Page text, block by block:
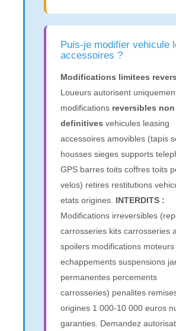
Puis-je modifier vehicule
accessoires ?
Modifications limitees
Loueurs autorisent
modifications reversibles non
definitives vehicules leasing
accessoires amovibles (tapis
housses sieges supports
GPS barres toits coffres toits
velos) retires restitutions
etats origines. INTERDITS :
Modifications irreversibles
carrosseries kits carrosseries
spoilers modifications moteurs
echappements suspensions
permanentes percements
carrosseries) penalites
origines 1 000-10 000 euros
garanties. Demandez